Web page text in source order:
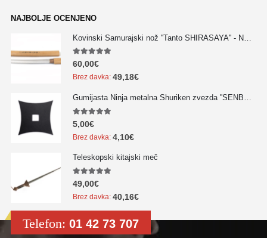
NAJBOLJE OCENJENO
5.00out of 5
60,00€
Brez davka: 49,18€
Gumijasta Ninja metalna Shuriken zvezda ''SENBAN'' - NOVO!!!
5.00out of 5
5,00€
Brez davka: 4,10€
Teleskopski kitajski meč
5.00out of 5
49,00€
Brez davka: 40,16€
Telefon: 01 42 73 707